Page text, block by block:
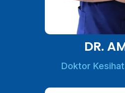
DR.
Doktor